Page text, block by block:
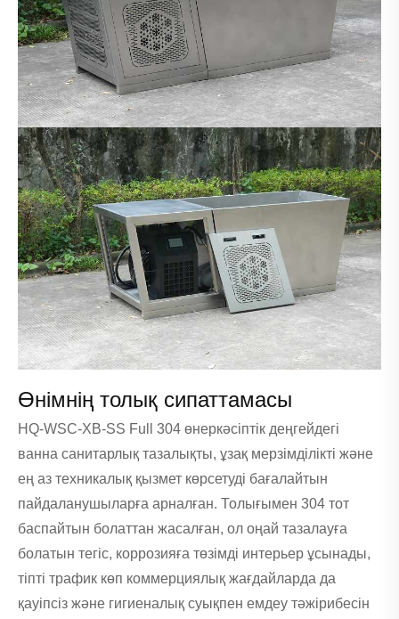
Өнімнің толық сипаттамасы
HQ-WSC-XB-SS Full 304 өнеркәсіптік деңгейдегі
ванна санитарлық тазалықты, ұзақ мерзімділікті және
ең аз техникалық қызмет көрсетуді бағалайтын
пайдаланушыларға арналған. Толығымен 304 тот
баспайтын болаттан жасалған, ол оңай тазалауға
болатын тегіс, коррозияға төзімді интерьер ұсынады,
тіпті трафик көп коммерциялық жағдайларда да
қауіпсіз және гигиеналық суықпен емдеу тәжірибесін